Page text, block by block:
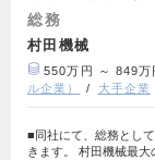
総務
村田機械
550万円 ～ 849万
ル企業）
大手企業
■同社にて、総務とし
きます。 村田機械最